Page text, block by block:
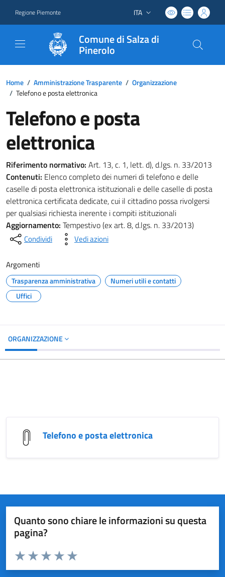
Regione Piemonte Lingua attiva:
ITA
Comune di Salza di
Pinerolo
Home / Amministrazione Trasparente / Organizzazione
/ Telefono e posta elettronica
Telefono e posta
elettronica
Riferimento normativo: Art. 13, c. 1, lett. d), d.lgs. n. 33/2013
Contenuti: Elenco completo dei numeri di telefono e delle
caselle di posta elettronica istituzionali e delle caselle di posta
elettronica certificata dedicate, cui il cittadino possa rivolgersi
per qualsiasi richiesta inerente i compiti istituzionali
Aggiornamento: Tempestivo (ex art. 8, d.lgs. n. 33/2013)
Condividi Vedi azioni
Argomenti
Trasparenza amministrativa
Numeri utili e contatti
Uffici
ORGANIZZAZIONE
Telefono e posta elettronica
Quanto sono chiare le informazioni su questa
pagina?
Valuta da 1 a 5 stelle la pagina
Valuta 5 stelle su 5
Valuta 4 stelle su 5
Valuta 3 stelle su 5
Valuta 2 stelle su 5
Valuta 1 stelle su 5